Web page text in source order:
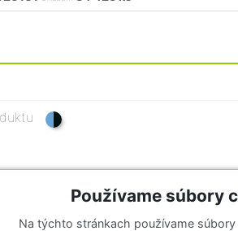
30×69×10 mm
Používame súbory
Na týchto stránkach používame